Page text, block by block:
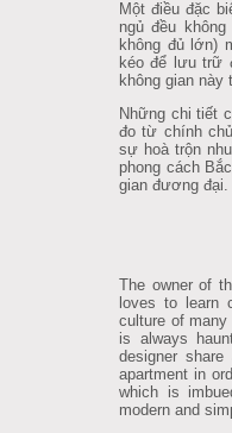
Một điều đặc
ngủ đều
không đủ lớn)
kéo để lưu trữ
không gian
Những chi tiết
đo từ chính
sự hoà trộn
phong cách
gian đương đại.
The owner of
loves to learn
culture of
is always
designer
apartment in
which is
modern and